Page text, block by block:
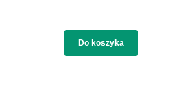
Do koszyka